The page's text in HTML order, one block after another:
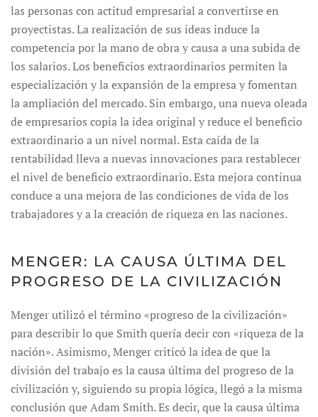
las personas con actitud empresarial a convertirse en
proyectistas. La realización de sus ideas induce la
competencia por la mano de obra y causa a una subida de
los salarios. Los beneficios extraordinarios permiten la
especialización y la expansión de la empresa y fomentan
la ampliación del mercado. Sin embargo, una nueva oleada
de empresarios copia la idea original y reduce el beneficio
extraordinario a un nivel normal. Esta caída de la
rentabilidad lleva a nuevas innovaciones para restablecer
el nivel de beneficio extraordinario. Esta mejora continua
conduce a una mejora de las condiciones de vida de los
trabajadores y a la creación de riqueza en las naciones.
MENGER: LA CAUSA ÚLTIMA DEL
PROGRESO DE LA CIVILIZACIÓN
Menger utilizó el término «progreso de la civilización»
para describir lo que Smith quería decir con «riqueza de la
nación». Asimismo, Menger criticó la idea de que la
división del trabajo es la causa última del progreso de la
civilización y, siguiendo su propia lógica, llegó a la misma
conclusión que Adam Smith. Es decir, que la causa última